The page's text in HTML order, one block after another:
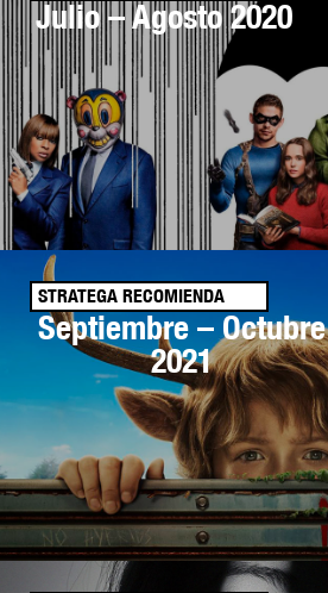
Julio – Agosto 2020
STRATEGA RECOMIENDA
Septiembre – Octubre
2021